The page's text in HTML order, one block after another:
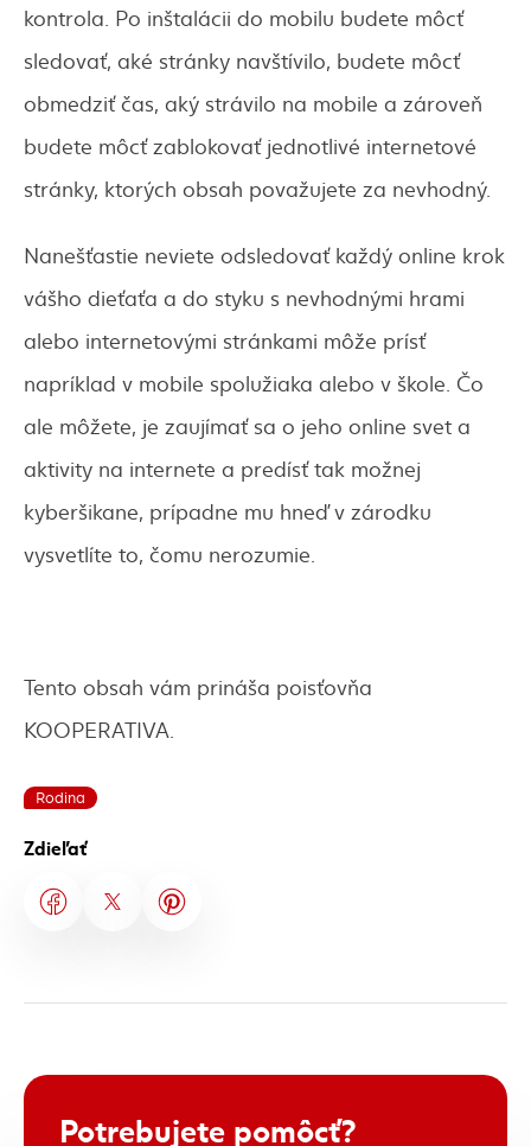
Zdieľať
kontrola. Po inštalácii do mobilu budete môcť
sledovať, aké stránky navštívilo, budete môcť
obmedziť čas, aký strávilo na mobile a zároveň
budete môcť zablokovať jednotlivé internetové
stránky, ktorých obsah považujete za nevhodný.
Nanešťastie neviete odsledovať každý online krok
vášho dieťaťa a do styku s nevhodnými hrami
alebo internetovými stránkami môže prísť
napríklad v mobile spolužiaka alebo v škole. Čo
ale môžete, je zaujímať sa o jeho online svet a
aktivity na internete a predísť tak možnej
kyberšikane, prípadne mu hneď v zárodku
vysvetlíte to, čomu nerozumie.
Tento obsah vám prináša poisťovňa
KOOPERATIVA.
Rodina
Potrebujete pomôcť?